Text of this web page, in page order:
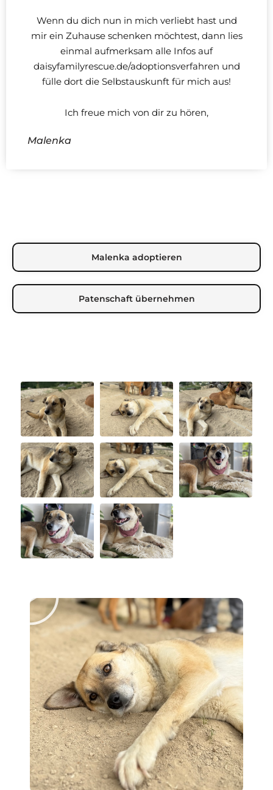
Wenn du dich nun in mich verliebt hast und
mir ein Zuhause schenken möchtest, dann lies
einmal aufmerksam alle Infos auf
daisyfamilyrescue.de/adoptionsverfahren und
fülle dort die Selbstauskunft für mich aus!
Ich freue mich von dir zu hören,
Malenka
Malenka adoptieren
Patenschaft übernehmen